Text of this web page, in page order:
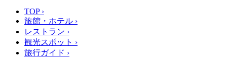
TOP ›
旅館・ホテル ›
レストラン ›
観光スポット ›
旅行ガイド ›